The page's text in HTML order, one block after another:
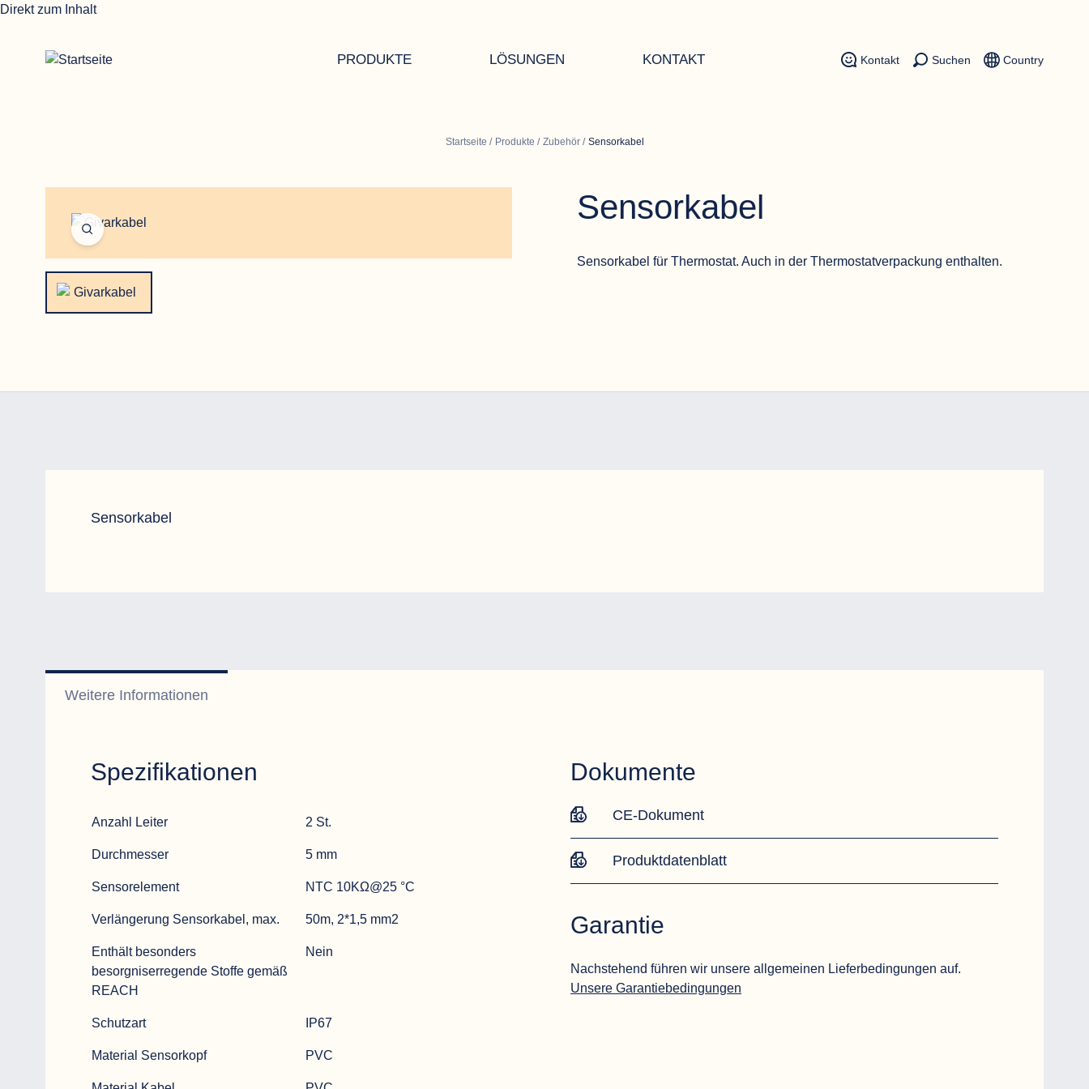
Direkt zum Inhalt
PRODUKTE LÖSUNGEN KONTAKT Kontakt Suchen Country
Startseite / Produkte / Zubehör/ Sensorkabel
Open fullscreen Sensorkabel
Sensorkabel für Thermostat. Auch in der Thermostatverpackung enthalten.
Sensorkabel
Weitere Informationen
Spezifikationen
Spezifikation
Anzahl Leiter 2 St.
Durchmesser 5 mm
Sensorelement NTC 10KΩ@25 °C
Verlängerung Sensorkabel, max. 50m, 2*1,5 mm2
Enthält besonders
besorgniserregende Stoffe gemäß
REACH
Nein
Schutzart IP67
Material Sensorkopf PVC
Dokumente
CE-Dokument
Produktdatenblatt
Garantie
Nachstehend führen wir unsere allgemeinen Lieferbedingungen auf.
Unsere Garantiebedingungen